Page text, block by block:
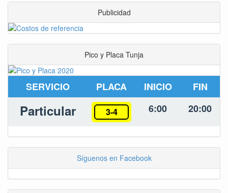
Publicidad
Pico y Placa Tunja
SERVICIO PLACA INICIO FIN
Particular 3-4 6:00 20:00
Síguenos en Facebook